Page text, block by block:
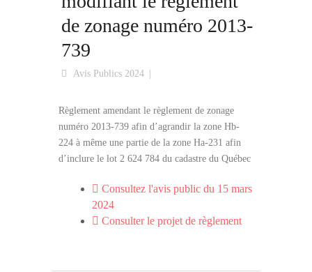
de zonage numéro 2013-
739
Avis Publics 2024
Règlement amendant le règlement de zonage
numéro 2013-739 afin d’agrandir la zone Hb-
224 à même une partie de la zone Ha-231 afin
d’inclure le lot 2 624 784 du cadastre du Québec
Consultez l'avis public du 15 mars
2024
Consulter le projet de règlement